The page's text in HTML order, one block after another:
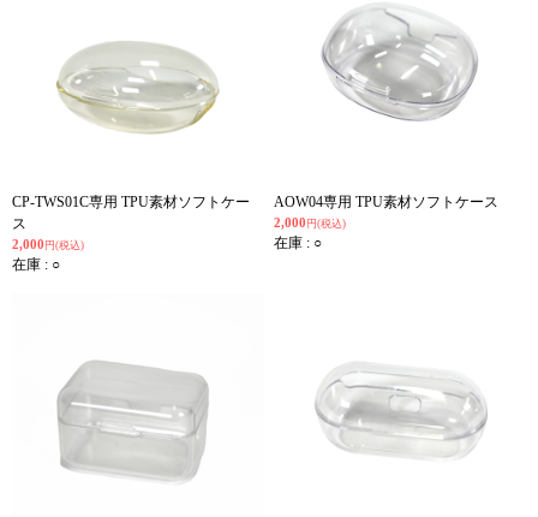
CP-TWS01C専用 TPU素材ソフトケー
ス
2,000 円(税込)
在庫 : ○
AOW04専用 TPU素材ソフトケース
2,000 円(税込)
在庫 : ○